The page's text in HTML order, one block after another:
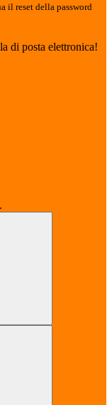
il reset della password
di posta elettronica!